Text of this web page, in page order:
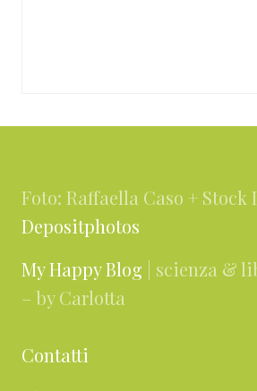
Foto: Raffaella Caso + Stock
Depositphotos
My Happy Blog | scienza &
– by Carlotta
Contatti